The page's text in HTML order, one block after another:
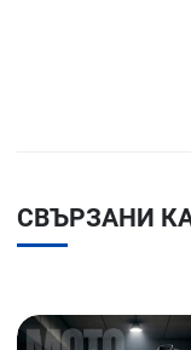
СВЪРЗАНИ